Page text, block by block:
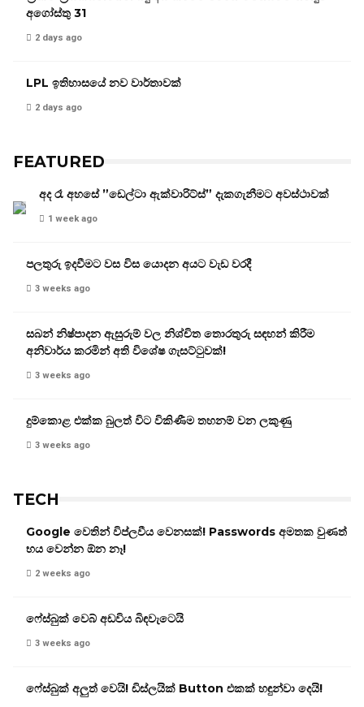
අගෝස්තු 31
2 days ago
LPL ඉතිහාසයේ නව වාර්තාවක්
2 days ago
FEATURED
අද රෑ අහසේ ”ඩෙල්ටා ඇක්වාරිට්ස්” දැකගැනීමට අවස්ථාවක්
1 week ago
පලතුරු ඉදවීමට වස විස යොදන අයට වැඩ වරදී
3 weeks ago
සබන් නිෂ්පාදන ඇසුරුම් වල නිශ්චිත තොරතුරු සඳහන් කිරීම
අනිවාර්ය කරමින් අති විශේෂ ගැසට්ටුවක්!
3 weeks ago
දුම්කොළ එක්ක බුලත් විට විකිණීම තහනම් වන ලකුණු
3 weeks ago
TECH
Google වෙතින් විප්ලවීය වෙනසක්! Passwords අමතක වුණත්
භය වෙන්න ඕන නෑ!
2 weeks ago
ෆේස්බුක් වෙබ් අඩවිය බිඳවැටෙයි
3 weeks ago
ෆේස්බුක් අලුත් වෙයි! ඩිස්ලයික් Button එකක් හඳුන්වා දෙයි!